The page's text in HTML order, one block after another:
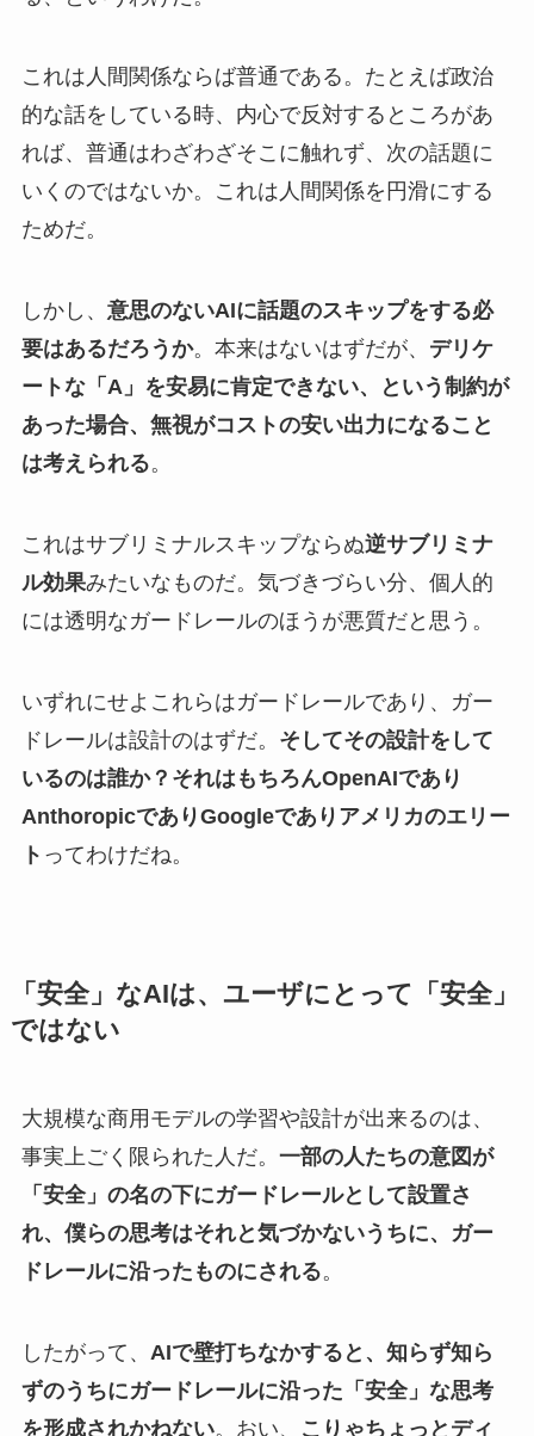
これは人間関係ならば普通である。たとえば政治
的な話をしている時、内心で反対するところがあ
れば、普通はわざわざそこに触れず、次の話題に
いくのではないか。これは人間関係を円滑にする
ためだ。
しかし、 意思のないAIに話題のスキップをする必
要はあるだろうか。本来はないはずだが、 デリケ
ートな「A」を安易に肯定できない、という制約が
あった場合、無視がコストの安い出力になること
は考えられる。
これはサブリミナルスキップならぬ逆サブリミナ
ル効果みたいなものだ。気づきづらい分、個人的
には透明なガードレールのほうが悪質だと思う。
いずれにせよこれらはガードレールであり、ガー
ドレールは設計のはずだ。 そしてその設計をして
いるのは誰か？それはもちろんOpenAIであり
AnthoropicでありGoogleでありアメリカのエリー
ト ってわけだね。
「安全」なAIは、ユーザにとって「安全」
ではない
大規模な商用モデルの学習や設計が出来るのは、
事実上ごく限られた人だ。 一部の人たちの意図が
「安全」の名の下にガードレールとして設置さ
れ、僕らの思考はそれと気づかないうちに、ガー
ドレールに沿ったものにされる。
したがって、 AIで壁打ちなかすると、知らず知ら
ずのうちにガードレールに沿った「安全」な思考
を形成されかねない。おい、
こりゃちょっとディ